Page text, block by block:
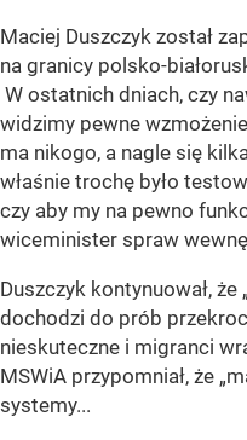
Maciej Duszczyk został
na granicy polsko-
W ostatnich dniach, czy
widzimy pewne
ma nikogo, a nagle się
właśnie trochę było
czy aby my na pewno
wiceminister spraw
Duszczyk kontynuował,
dochodzi do prób
nieskuteczne i migranci
MSWiA przypomniał, że
systemy...